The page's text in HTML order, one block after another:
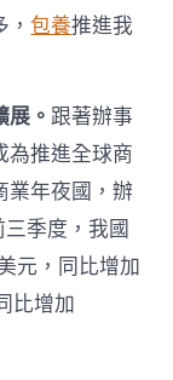
，包養推進我
展。跟著辦事
為推進全球商
業年夜國，辦
季度，我國
元，同比增加
比增加